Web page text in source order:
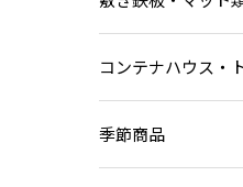
コンテナハウス・
季節商品